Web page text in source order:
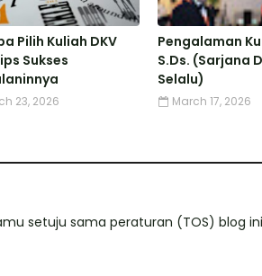
Pilih Kuliah DKV
Sukses
23, 2026
Pengalaman
S.Ds. (Sarjana
Selalu)
March 17, 2026
setuju sama peraturan (TOS) blog ini